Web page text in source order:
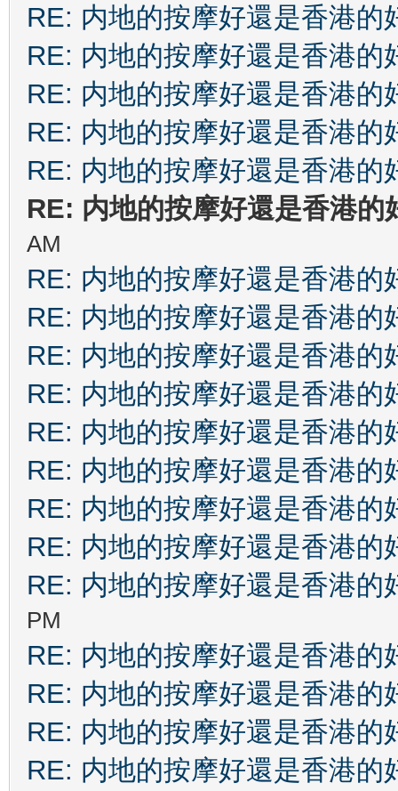
RE: 内地的按摩好還是香港的
RE: 内地的按摩好還是香港的
RE: 内地的按摩好還是香港的
RE: 内地的按摩好還是香港的
RE: 内地的按摩好還是香港的
RE: 内地的按摩好還是香港的
AM
RE: 内地的按摩好還是香港的
RE: 内地的按摩好還是香港的
RE: 内地的按摩好還是香港的
RE: 内地的按摩好還是香港的
RE: 内地的按摩好還是香港的
RE: 内地的按摩好還是香港的
RE: 内地的按摩好還是香港的
RE: 内地的按摩好還是香港的
RE: 内地的按摩好還是香港的
PM
RE: 内地的按摩好還是香港的
RE: 内地的按摩好還是香港的
RE: 内地的按摩好還是香港的
RE: 内地的按摩好還是香港的